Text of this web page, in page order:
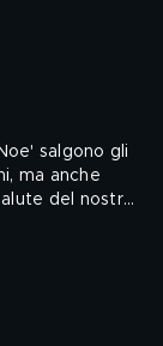
salgono gli
ma anche
del nostro
volontari che